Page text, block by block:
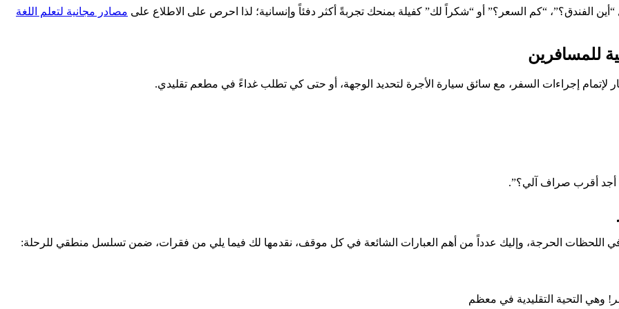
“كم السعر؟” أو “شكراً لك” كفيلة بمنحك تجربةً أكثر دفئاً وإنسانية؛ لذا احرص على الاطلاع على مصادر مجانية لتعلم اللغة
للمسافرين
إجراءات السفر، مع سائق سيارة الأجرة لتحديد الوجهة، أو حتى كي تطلب غداءً في مطعم تقليدي.
أجد أقرب صراف آلي؟”.
اللحظات الحرجة، وإليك عدداً من أهم العبارات الشائعة في كل موقف، نقدمها لك فيما يلي من فقرات، ضمن تسلسل منطقي للرحلة:
! وهي التحية التقليدية في معظم